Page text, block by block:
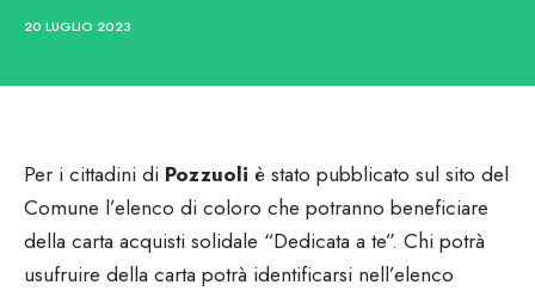
20 LUGLIO 2023
Per i cittadini di Pozzuoli è stato pubblicato sul sito del
Comune l’elenco di coloro che potranno beneficiare
della carta acquisti solidale “Dedicata a te”. Chi potrà
usufruire della carta potrà identificarsi nell’elenco